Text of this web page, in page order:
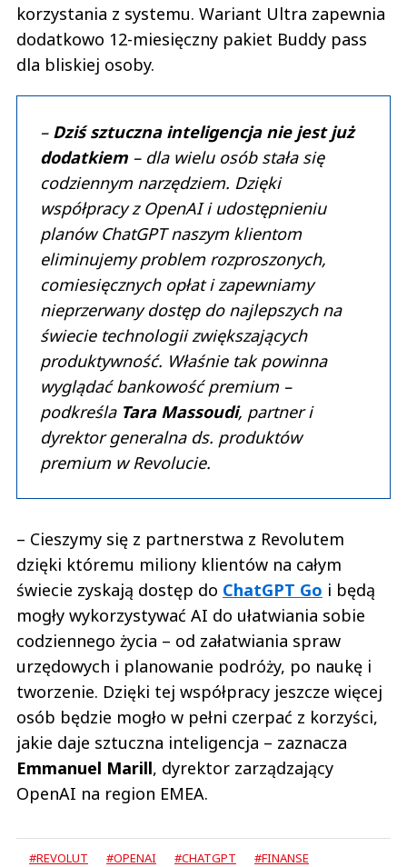
korzystania z systemu. Wariant Ultra zapewnia
dodatkowo 12-miesięczny pakiet Buddy pass
dla bliskiej osoby.
– Dziś sztuczna inteligencja nie jest już
dodatkiem – dla wielu osób stała się
codziennym narzędziem. Dzięki
współpracy z OpenAI i udostępnieniu
planów ChatGPT naszym klientom
eliminujemy problem rozproszonych,
comiesięcznych opłat i zapewniamy
nieprzerwany dostęp do najlepszych na
świecie technologii zwiększających
produktywność. Właśnie tak powinna
wyglądać bankowość premium –
podkreśla Tara Massoudi, partner i
dyrektor generalna ds. produktów
premium w Revolucie.
– Cieszymy się z partnerstwa z Revolutem
dzięki któremu miliony klientów na całym
świecie zyskają dostęp do ChatGPT Go i będą
mogły wykorzystywać AI do ułatwiania sobie
codziennego życia – od załatwiania spraw
urzędowych i planowanie podróży, po naukę i
tworzenie. Dzięki tej współpracy jeszcze więcej
osób będzie mogło w pełni czerpać z korzyści,
jakie daje sztuczna inteligencja – zaznacza
Emmanuel Marill, dyrektor zarządzający
OpenAI na region EMEA.
#REVOLUT #OPENAI #CHATGPT
#FINANSE